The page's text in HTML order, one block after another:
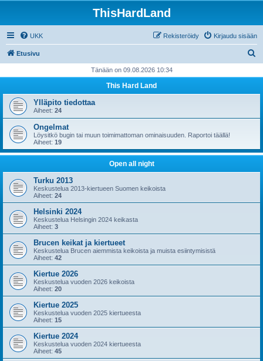
ThisHardLand
UKK Kirjaudu sisään
Rekisteröidy
Etusivu
i
Tänään on 09.08.2026 10:34
This Hard Land
Ylläpito tiedottaa
Aiheet: 24
Ongelmat
Löysitkö bugin tai muun toimimattoman ominaisuuden. Raportoi täällä!
Aiheet: 19
Open all night
Turku 2013
Keskustelua 2013-kiertueen Suomen keikoista
Aiheet: 24
Helsinki 2024
Keskustelua Helsingin 2024 keikasta
Aiheet: 3
Brucen keikat ja kiertueet
Keskustelua Brucen aiemmista keikoista ja muista esiintymisistä
Aiheet: 42
Kiertue 2026
Keskustelua vuoden 2026 keikoista
Aiheet: 20
Kiertue 2025
Keskustelua vuoden 2025 kiertueesta
Aiheet: 15
Kiertue 2024
Keskustelua vuoden 2024 kiertueesta
Aiheet: 45